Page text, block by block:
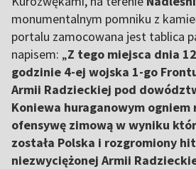
monumentalnym pomniku z
portalu zamocowana jest tablica
napisem: „Z tego miejsca dnia
godzinie 4-ej wojska 1-go
Armii Radzieckiej pod
Koniewa huraganowym ogniem
ofensywę zimową w wyniku
została Polska i rozgromiony
niezwyciężonej Armii